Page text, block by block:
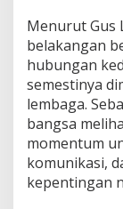
Menurut Gus
belakangan
hubungan
semestinya
lembaga.
bangsa
momentum
komunikasi,
kepentingan